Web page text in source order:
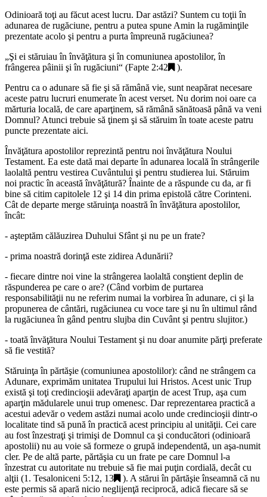
Odinioară toţi au făcut acest lucru. Dar astăzi? Suntem cu toţii în
adunarea de rugăciune, pentru a putea spune Amin la rugăminţile
prezentate acolo şi pentru a purta împreună rugăciunea?
„Şi ei stăruiau în învăţătura şi în comuniunea apostolilor, în
frângerea pâinii şi în rugăciuni“ (Fapte 2:42
).
Pentru ca o adunare să fie şi să rămână vie, sunt neapărat necesare
aceste patru lucruri enumerate în acest verset. Nu dorim noi oare ca
mărturia locală, de care aparţinem, să rămână sănătoasă până va veni
Domnul? Atunci trebuie să ţinem şi să stăruim în toate aceste patru
puncte prezentate aici.
Învăţătura apostolilor reprezintă pentru noi învăţătura Noului
Testament. Ea este dată mai departe în adunarea locală în strângerile
laolaltă pentru vestirea Cuvântului şi pentru studierea lui. Stăruim
noi practic în această învăţătură? Înainte de a răspunde cu da, ar fi
bine să citim capitolele 12 şi 14 din prima epistolă către Corinteni.
Cât de departe merge stăruinţa noastră în învăţătura apostolilor,
încât:
- aşteptăm călăuzirea Duhului Sfânt şi nu pe un frate?
- prima noastră dorinţă este zidirea Adunării?
- fiecare dintre noi vine la strângerea laolaltă conştient deplin de
răspunderea pe care o are? (Când vorbim de purtarea
responsabilităţii nu ne referim numai la vorbirea în adunare, ci şi la
propunerea de cântări, rugăciunea cu voce tare şi nu în ultimul rând
la rugăciunea în gând pentru slujba din Cuvânt şi pentru slujitor.)
- toată învăţătura Noului Testament şi nu doar anumite părţi preferate
să fie vestită?
Stăruinţa în părtăşie (comuniunea apostolilor): când ne strângem ca
Adunare, exprimăm unitatea Trupului lui Hristos. Acest unic Trup
există şi toţi credincioşii adevăraţi aparţin de acest Trup, aşa cum
aparţin mădularele unui trup omenesc. Dar reprezentarea practică a
acestui adevăr o vedem astăzi numai acolo unde credincioşii dintr-o
localitate tind să pună în practică acest principiu al unităţii. Cei care
au fost înzestraţi şi trimişi de Domnul ca şi conducători (odinioară
apostolii) nu au voie să formeze o grupă independentă, un aşa-numit
cler. Pe de altă parte, părtăşia cu un frate pe care Domnul l-a
înzestrat cu autoritate nu trebuie să fie mai puţin cordială, decât cu
alţii (1. Tesaloniceni 5:12, 13
). A stărui în părtăşie înseamnă că nu
este permis să apară nicio neglijenţă reciprocă, adică fiecare să se